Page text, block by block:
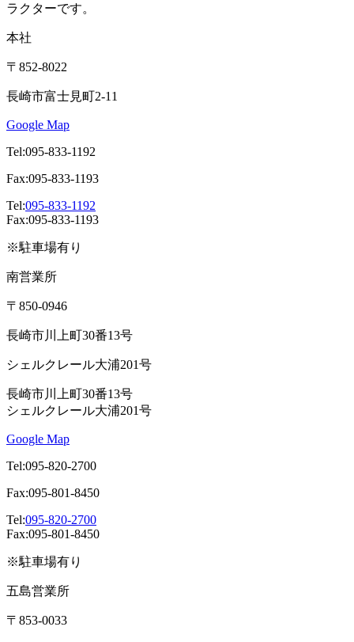
ラクターです。
本社
〒852-8022
長崎市富士見町2-11
Google Map
Tel:095-833-1192
Fax:095-833-1193
Tel:095-833-1192
Fax:095-833-1193
※駐車場有り
南営業所
〒850-0946
長崎市川上町30番13号
シェルクレール大浦201号
長崎市川上町30番13号
シェルクレール大浦201号
Google Map
Tel:095-820-2700
Fax:095-801-8450
Tel:095-820-2700
Fax:095-801-8450
※駐車場有り
五島営業所
〒853-0033